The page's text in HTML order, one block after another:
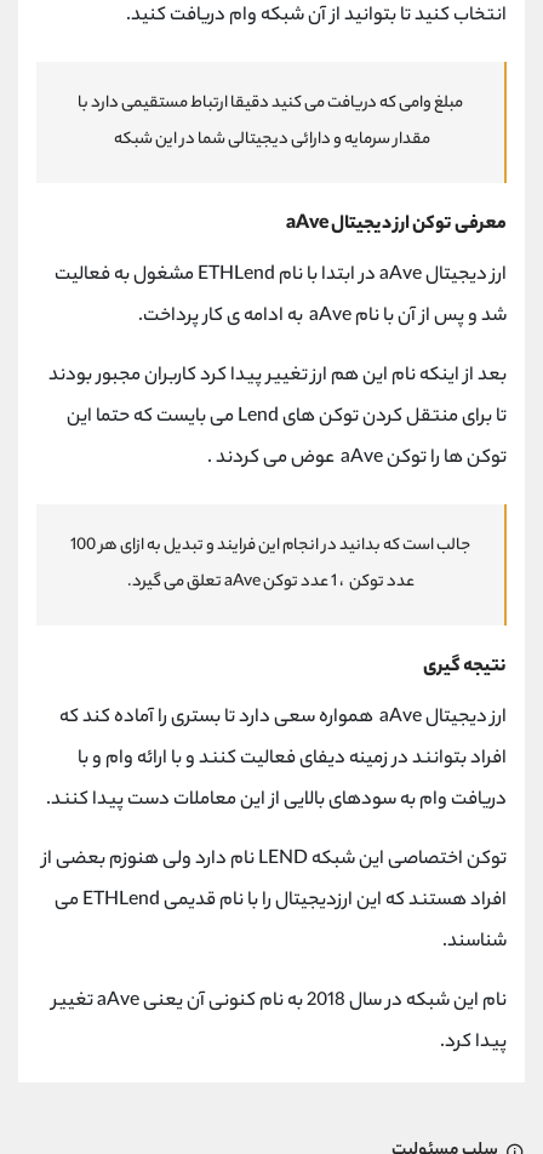
انتخاب کنید تا بتوانید از آن شبکه وام دریافت کنید.
مبلغ وامی که دریافت می کنید دقیقا ارتباط مستقیمی دارد با
مقدار سرمایه و دارائی دیجیتالی شما در این شبکه
معرفی توکن ارز دیجیتال aAve
ارز دیجیتال aAve در ابتدا با نام ETHLend مشغول به فعالیت
شد و پس از آن با نام aAve به ادامه ی کار پرداخت.
بعد از اینکه نام این هم ارز تغییر پیدا کرد کاربران مجبور بودند
تا برای منتقل کردن توکن های Lend می بایست که حتما این
توکن ها را توکن aAve عوض می کردند .
جالب است که بدانید در انجام این فرایند و تبدیل به ازای هر 100
عدد توکن ، 1 عدد توکن aAve تعلق می گیرد.
نتیجه گیری
ارز دیجیتال aAve همواره سعی دارد تا بستری را آماده کند که
افراد بتوانند در زمینه دیفای فعالیت کنند و با ارائه وام و با
دریافت وام به سودهای بالایی از این معاملات دست پیدا کنند.
توکن اختصاصی این شبکه LEND نام دارد ولی هنوزم بعضی از
افراد هستند که این ارزدیجیتال را با نام قدیمی ETHLend می
شناسند.
نام این شبکه در سال 2018 به نام کنونی آن یعنی aAve تغییر
پیدا کرد.